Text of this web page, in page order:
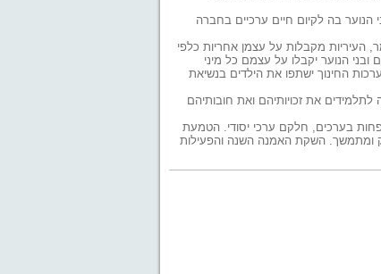
הנוער בה לקיום חיים ערכיים בחברה
מקבלות על עצמן אחריות כלפי
ובני הנוער יקבלו על עצמם כל מיני
החינוך ישתפו את הילדים בנשיאת
את זכויותיהם ואת חובותיהם
בערכים, חלקם ערכי יסודי. הטמעת
ומתמשך. השקת האמנה השנה והפעילות